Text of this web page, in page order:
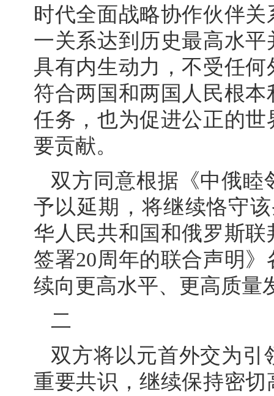
时代全面战略协作伙伴
一关系达到历史最高水
具有内生动力，不受任
符合两国和两国人民根
任务，也为促进公正的
要贡献。
双方同意根据《中俄睦
予以延期，将继续恪守
华人民共和国和俄罗斯
签署20周年的联合声明
续向更高水平、更高质量
二
双方将以元首外交为引
重要共识，继续保持密